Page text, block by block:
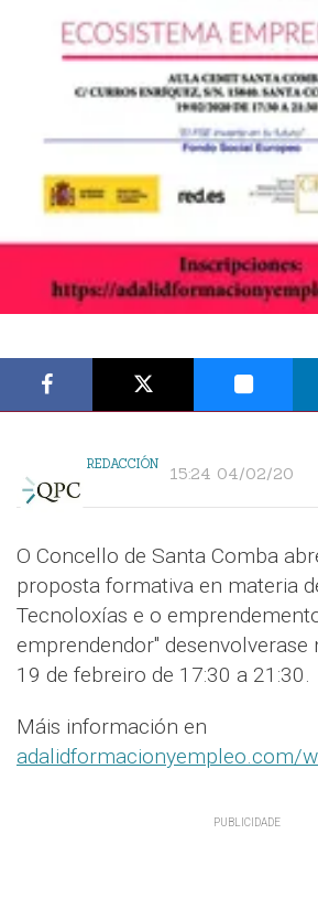
REDACCIÓN 15:24 04/02/20
O Concello de Santa Comba
proposta formativa en materia
Tecnoloxías e o
emprendendor" desenvolverase
19 de febreiro de 17:30 a 21:30.
Máis información en
adalidformacionyempleo.com/